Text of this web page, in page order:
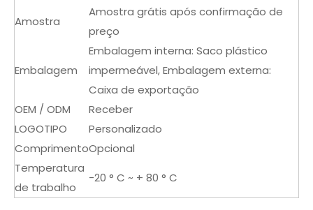
Amostra
Amostra grátis após confirmação de
preço
Embalagem
Embalagem interna: Saco plástico
impermeável, Embalagem externa:
Caixa de exportação
OEM / ODM
Receber
LOGOTIPO
Personalizado
ComprimentoOpcional
Temperatura
de trabalho
-20 ° C ~ + 80 ° C